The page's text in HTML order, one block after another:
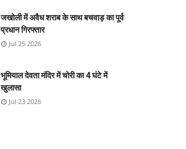
जखोली में अवैध शराब के साथ बचवाड़ का पूर्व
प्रधान गिरफ्तार
Jul 25 2026
भूमियाल देवता मंदिर में चोरी का 4 घंटे में
खुलासा
Jul 23 2026